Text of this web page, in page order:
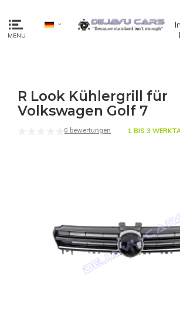
MENU
R Look Kühlergrill für
Volkswagen Golf 7
0 bewertungen 1 BIS 3